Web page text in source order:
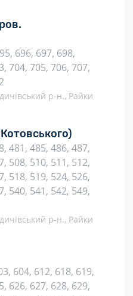
696, 697, 698,
704, 705, 706, 707,
р-н., Райки
481, 485, 486, 487,
508, 510, 511, 512,
518, 519, 524, 526,
540, 541, 542, 549,
р-н., Райки
604, 612, 618, 619,
626, 627, 628, 629,